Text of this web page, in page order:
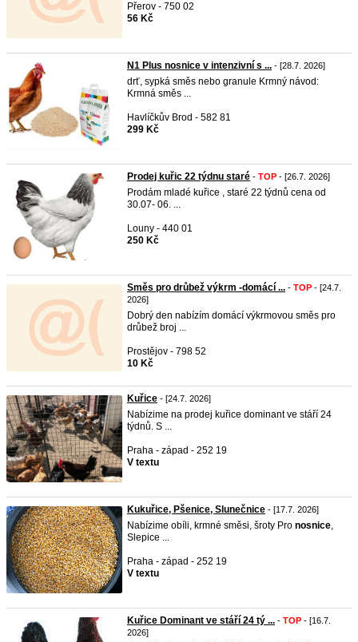
Přerov - 750 02
56 Kč
N1 Plus nosnice v intenzivní s ... - [28.7. 2026]
drť, sypká směs nebo granule Krmný návod:
Krmná směs ...
Havlíčkův Brod - 582 81
299 Kč
Prodej kuřic 22 týdnu staré - TOP - [26.7. 2026]
Prodám mladé kuřice , staré 22 týdnů cena od
30.07- 06. ...
Louny - 440 01
250 Kč
Směs pro drůbež výkrm -domácí ... - TOP - [24.7.
2026]
Dobrý den nabízím domácí výkrmovou směs pro
drůbež broj ...
Prostějov - 798 52
10 Kč
Kuřice - [24.7. 2026]
Nabízime na prodej kuřice dominant ve stáří 24
týdnů. S ...
Praha - západ - 252 19
V textu
Kukuřice, Pšenice, Slunečnice - [17.7. 2026]
Nabízime obíli, krmné směsi, šroty Pro nosnice,
Slepice ...
Praha - západ - 252 19
V textu
Kuřice Dominant ve stáří 24 tý ... - TOP - [16.7.
2026]